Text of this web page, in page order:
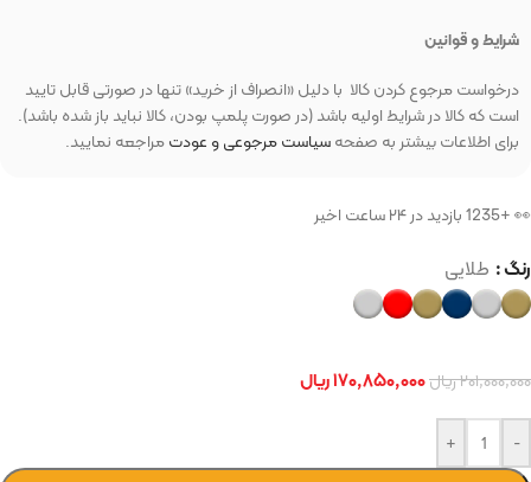
شرایط و قوانین
درخواست مرجوع کردن کالا با دلیل «انصراف از خرید» تنها در صورتی قابل تایید
است که کالا در شرایط اولیه باشد (در صورت پلمپ بودن، کالا نباید باز شده باشد).
برای اطلاعات بیشتر به صفحهسیاست مرجوعی و عودتمراجعه نمایید.
👀 +1235 بازدید در ۲۴ ساعت اخیر
رنگ طلایی
۲۰۱,۰۰۰,۰۰۰ریال۱۷۰,۸۵۰,۰۰۰ریال
-
+